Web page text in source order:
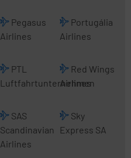
Pegasus
Airlines
Portugália
Airlines
PTL
Luftfahrtunternehmen
Red Wings
Airlines
SAS
Scandinavian
Airlines
Sky
Express SA